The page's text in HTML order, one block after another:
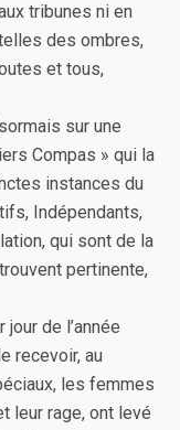
tribunes ni en
des ombres,
et tous,
sur une
Compas » qui la
instances du
Indépendants,
qui sont de la
pertinente,
de l’année
recevoir, au
les femmes
leur rage, ont levé